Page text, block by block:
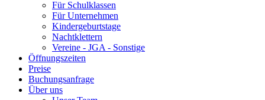
Für Schulklassen
Für Unternehmen
Kindergeburtstage
Nachtklettern
Vereine - JGA - Sonstige
Öffnungszeiten
Preise
Buchungsanfrage
Über uns